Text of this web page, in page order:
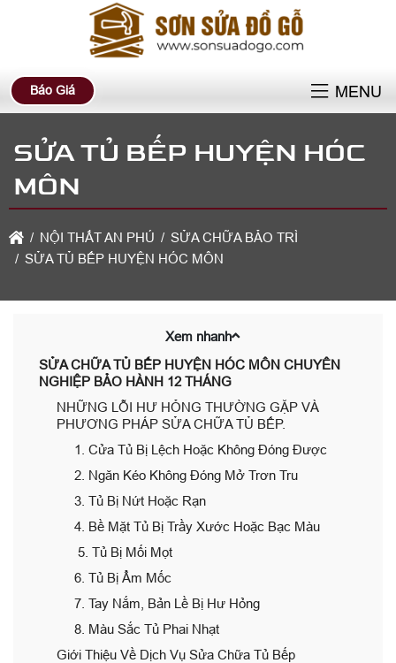
Báo Giá MENU
SỬA TỦ BẾP HUYỆN HÓC
MÔN
NỘI THẤT AN PHÚ
SỬA CHỮA BẢO TRÌ
SỬA TỦ BẾP HUYỆN HÓC MÔN
Xem nhanh
SỬA CHỮA TỦ BẾP HUYỆN HÓC MÔN CHUYÊN
NGHIỆP BẢO HÀNH 12 THÁNG
NHỮNG LỖI HƯ HỎNG THƯỜNG GẶP VÀ
PHƯƠNG PHÁP SỬA CHỮA TỦ BẾP.
1. Cửa Tủ Bị Lệch Hoặc Không Đóng Được
2. Ngăn Kéo Không Đóng Mở Trơn Tru
3. Tủ Bị Nứt Hoặc Rạn
4. Bề Mặt Tủ Bị Trầy Xước Hoặc Bạc Màu
5. Tủ Bị Mối Mọt
6. Tủ Bị Ẩm Mốc
7. Tay Nắm, Bản Lề Bị Hư Hỏng
8. Màu Sắc Tủ Phai Nhạt
Giới Thiệu Về Dịch Vụ Sửa Chữa Tủ Bếp